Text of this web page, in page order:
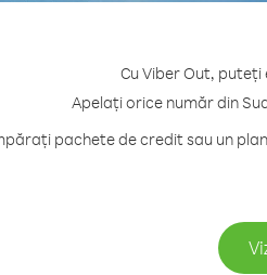
Cu Viber Out,
Apelați orice număr din
pachete de credit sau un